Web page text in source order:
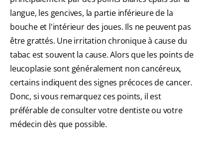
langue, les gencives, la partie inférieure de la
bouche et l'intérieur des joues. Ils ne peuvent pas
être grattés. Une irritation chronique à cause du
tabac est souvent la cause. Alors que les points de
leucoplasie sont généralement non cancéreux,
certains indiquent des signes précoces de cancer.
Donc, si vous remarquez ces points, il est
préférable de consulter votre dentiste ou votre
médecin dès que possible.